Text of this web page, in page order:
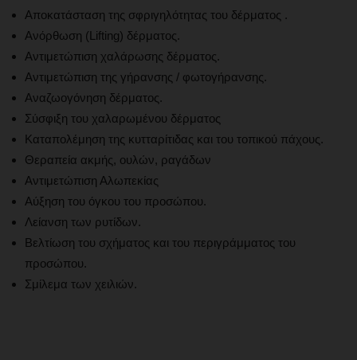
Αποκατάσταση της σφριγηλότητας του δέρματος .
Ανόρθωση (Lifting) δέρματος.
Αντιμετώπιση χαλάρωσης δέρματος.
Αντιμετώπιση της γήρανσης / φωτογήρανσης.
Αναζωογόνηση δέρματος.
Σύσφιξη του χαλαρωμένου δέρματος
Καταπολέμηση της κυτταρίτιδας και του τοπικού πάχους.
Θεραπεία ακμής, ουλών, ραγάδων
Αντιμετώπιση Αλωπεκίας
Αύξηση του όγκου του προσώπου.
Λείανση των ρυτίδων.
Βελτίωση του σχήματος και του περιγράμματος του
προσώπου.
Σμίλεμα των χειλιών.